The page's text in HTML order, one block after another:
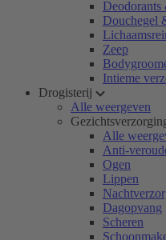
Deodorants
Douchegel
Zeep
Intieme
Drogisterij
Alle weergeven
Alle
Anti-
Ogen
Lippen
Dagopvang
Scheren